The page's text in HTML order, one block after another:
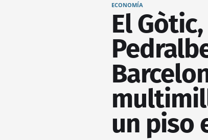
ECONOMÍA
El
un piso